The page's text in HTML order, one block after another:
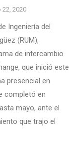
22, 2020
Ingeniería del
(RUM),
de intercambio
que inició este
presencial en
completó en
mayo, ante el
que trajo el